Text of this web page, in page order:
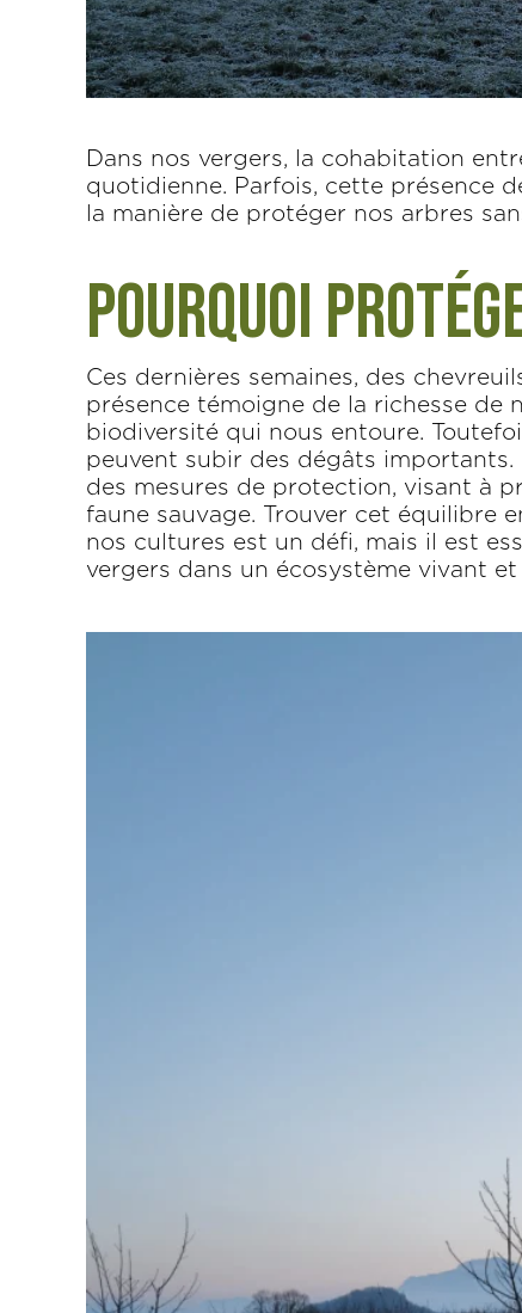
Dans nos vergers, la cohabitation
quotidienne. Parfois, cette présence
la manière de protéger nos arbres
Pourquoi
Ces dernières semaines, des
présence témoigne de la richesse de
biodiversité qui nous entoure.
peuvent subir des dégâts
des mesures de protection, visant à
faune sauvage. Trouver cet équilibre
nos cultures est un défi, mais il est
vergers dans un écosystème vivant